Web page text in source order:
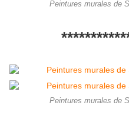
Peintures murales de
Peintures murales de